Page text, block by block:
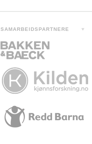
SAMARBEIDSPARTNERE